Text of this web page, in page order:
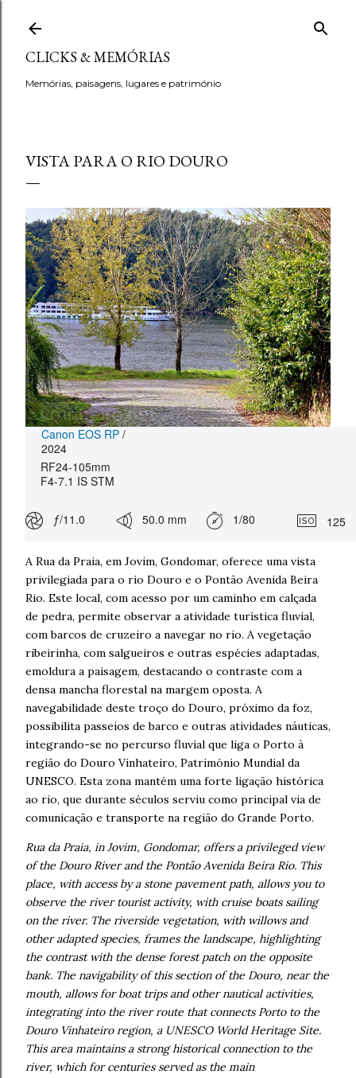
Avançar para o conteúdo principal
CLICKS & MEMÓRIAS
Memórias, paisagens, lugares e património
VISTA PARA O RIO DOURO
Canon EOS RP /
2024
RF24-105mm
F4-7.1 IS STM
ƒ/11.0 50.0 mm 1/80 125
A Rua da Praia, em Jovim, Gondomar, oferece uma vista
privilegiada para o rio Douro e o Pontão Avenida Beira
Rio. Este local, com acesso por um caminho em calçada
de pedra, permite observar a atividade turística fluvial,
com barcos de cruzeiro a navegar no rio. A vegetação
ribeirinha, com salgueiros e outras espécies adaptadas,
emoldura a paisagem, destacando o contraste com a
densa mancha florestal na margem oposta. A
navegabilidade deste troço do Douro, próximo da foz,
possibilita passeios de barco e outras atividades náuticas,
integrando-se no percurso fluvial que liga o Porto à
região do Douro Vinhateiro, Património Mundial da
UNESCO. Esta zona mantém uma forte ligação histórica
ao rio, que durante séculos serviu como principal via de
comunicação e transporte na região do Grande Porto.
Rua da Praia, in Jovim, Gondomar, offers a privileged view
of the Douro River and the Pontão Avenida Beira Rio. This
place, with access by a stone pavement path, allows you to
observe the river tourist activity, with cruise boats sailing
on the river. The riverside vegetation, with willows and
other adapted species, frames the landscape, highlighting
the contrast with the dense forest patch on the opposite
bank. The navigability of this section of the Douro, near the
mouth, allows for boat trips and other nautical activities,
integrating into the river route that connects Porto to the
Douro Vinhateiro region, a UNESCO World Heritage Site.
This area maintains a strong historical connection to the
river, which for centuries served as the main